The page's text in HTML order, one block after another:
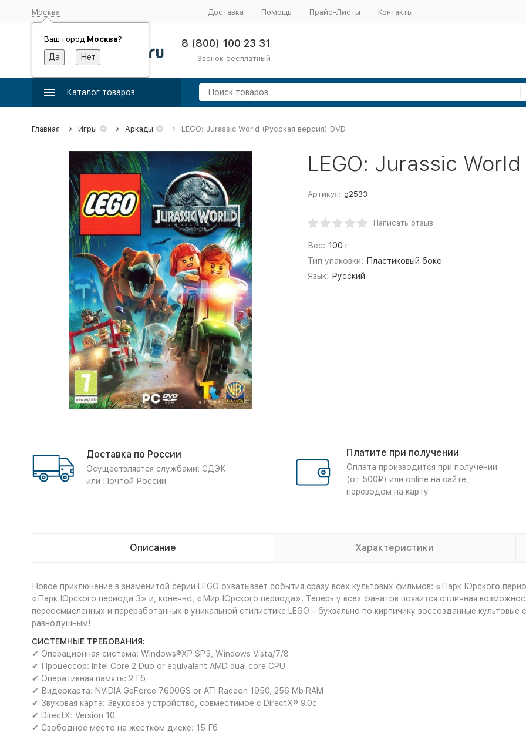
Москва
Ваш город Москва?
Доставка Помощь Прайс-Листы Контакты
8 (800) 100 23 31
Звонок бесплатный
Каталог товаров
Главная Игры Аркады LEGO: Jurassic World (Русская версия) DVD
LEGO: Jurassic
Артикул: g2533
Написать отзыв
Вес: 100 г
Тип упаковки: Пластиковый бокс
Язык: Русский
Доставка по России
Осуществляется службами: СДЭК
или Почтой России
Платите при получении
Оплата производится при получении
(от 500₽) или online на сайте,
переводом на карту
Описание Характеристики
Новое приключение в знаменитой серии LEGO охватывает события сразу всех культовых фильмов: «Парк Юрского
«Парк Юрского периода 3» и, конечно, «Мир Юрского периода». Теперь у всех фанатов появится отличная
переосмысленных и переработанных в уникальной стилистике LEGO – буквально по кирпичику воссозданные
равнодушным!
СИСТЕМНЫЕ ТРЕБОВАНИЯ:
✔ Операционная система: Windows®XP SP3, Windows Vista/7/8
✔ Процессор: Intel Core 2 Duo or equivalent AMD dual core CPU
✔ Оперативная память: 2 Гб
✔ Видеокарта: NVIDIA GeForce 7600GS or ATI Radeon 1950, 256 Mb RAM
✔ Звуковая карта: Звуковое устройство, совместимое с DirectX® 9.0с
✔ DirectX: Version 10
✔ Свободное место на жестком диске: 15 Гб